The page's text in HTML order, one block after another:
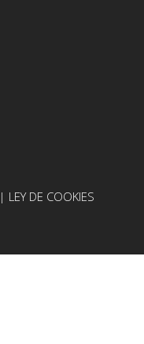
| LEY DE COOKIES